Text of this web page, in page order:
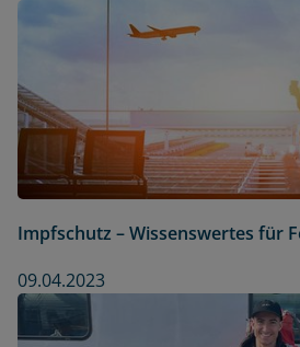
Impfschutz – Wissenswertes für
09.04.2023